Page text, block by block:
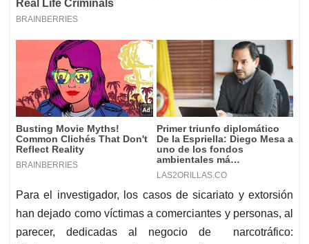
Para el investigador, los casos de sicariato y extorsión
han dejado como víctimas a comerciantes y personas, al
parecer, dedicadas al negocio de narcotráfico: